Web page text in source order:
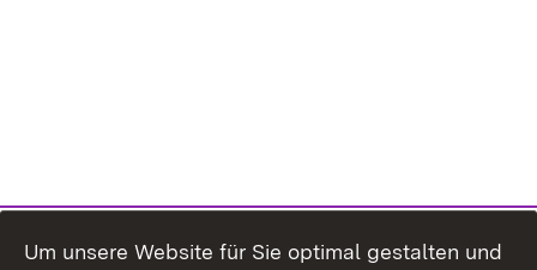
Um unsere Website für Sie optimal gestalten und